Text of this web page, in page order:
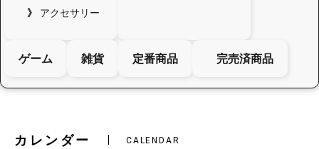
アクセサリー
ゲーム 雑貨 定番商品 完売済商品
カレンダー CALENDAR